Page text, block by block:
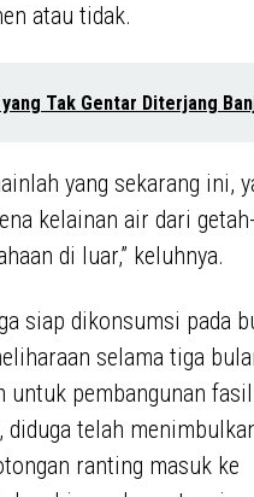
atau tidak.
Tak Gentar Diterjang
yang sekarang ini,
kelainan air dari getah-
di luar,” keluhnya.
siap dikonsumsi pada
selama tiga
untuk pembangunan
diduga telah
ranting masuk ke